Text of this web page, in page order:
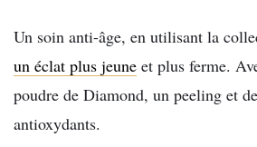
Un soin anti-âge, en utilisant la
un éclat plus jeune et plus ferme.
poudre de Diamond, un peeling et
antioxydants.